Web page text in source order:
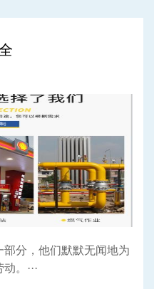
分，他们默默无闻地为
。···